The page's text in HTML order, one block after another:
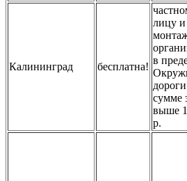
Калининград бесплатна!
лицу и
в
сумме
выше
р.